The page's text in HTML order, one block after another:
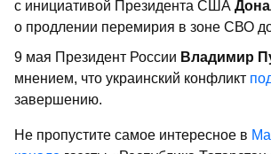
с инициативой Президента США
о продлении перемирия в зоне СВО
9 мая Президент России Владимир
мнением, что украинский конфликт
завершению.
Не пропустите самое интересное в